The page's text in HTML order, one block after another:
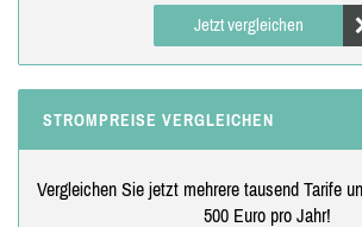
Jetzt vergleichen
STROMPREISE VERGLEICHEN
Vergleichen Sie jetzt mehrere tausend Tarife
500 Euro pro Jahr!